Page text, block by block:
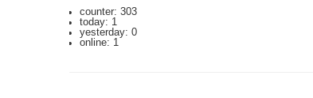
counter: 303
today: 1
yesterday: 0
online: 1